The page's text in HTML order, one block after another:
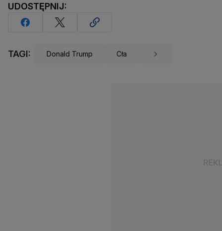
UDOSTĘPNIJ:
TAGI: Donald Trump Cła